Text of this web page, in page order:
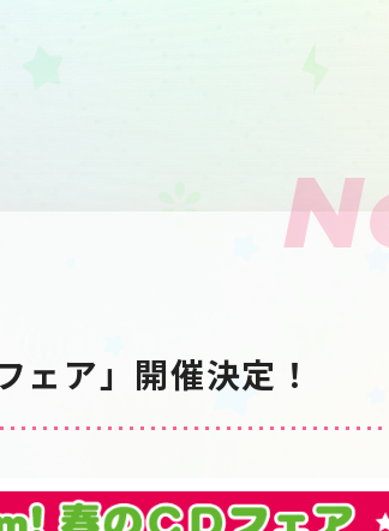
ェア」開催決定！